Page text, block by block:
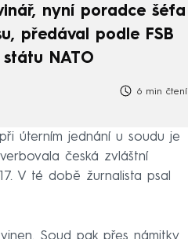
nyní poradce šéfa
předával podle FSB
NATO
6 min čtení
úterním jednání u soudu je
česká zvláštní
V té době žurnalista psal